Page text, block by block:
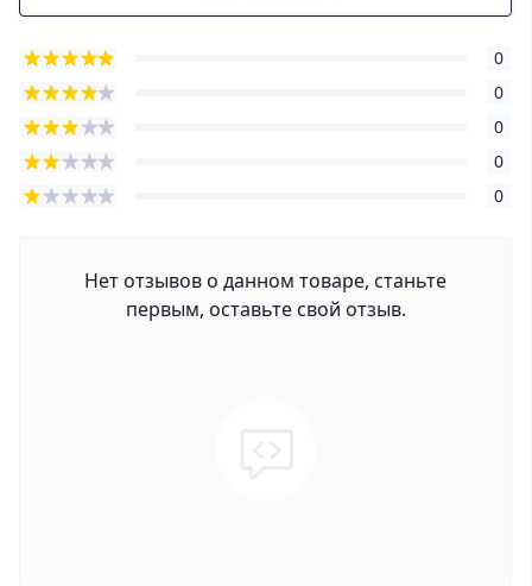
0
0
0
0
0
Нет отзывов о данном товаре, станьте
первым, оставьте свой отзыв.